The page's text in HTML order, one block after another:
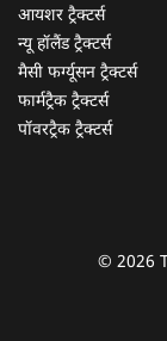
आयशर ट्रैक्टर्स
न्यू हॉलैंड ट्रैक्टर्स
मैसी फर्ग्यूसन ट्रैक्टर्स
फार्मट्रैक ट्रैक्टर्स
पॉवरट्रैक ट्रैक्टर्स
© 2026